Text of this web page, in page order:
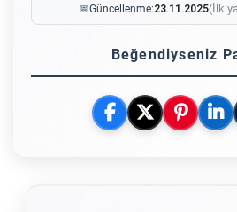
📅Güncellenme:23.11.2025(İlk
Beğendiyseniz